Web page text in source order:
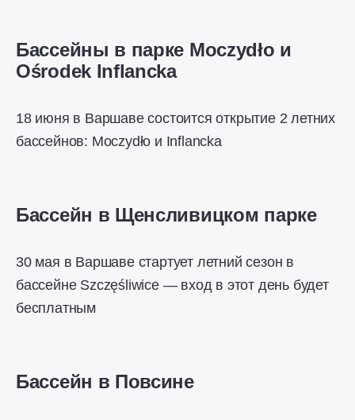
Бассейны в парке Moczydło и
Ośrodek Inflancka
18 июня в Варшаве состоится открытие 2 летних
бассейнов: Moczydło и Inflancka
Бассейн в Щенсливицком парке
30 мая в Варшаве стартует летний сезон в
бассейне Szczęśliwice — вход в этот день будет
бесплатным
Бассейн в Повсине